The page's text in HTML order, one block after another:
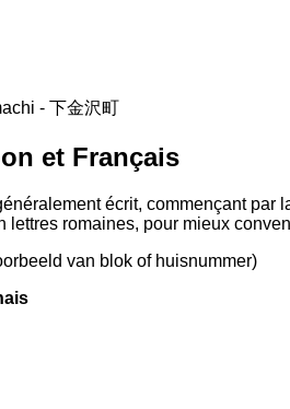
- 下金沢町
et Français
écrit, commençant
lettres romaines, pour mieux
van blok of huisnummer)